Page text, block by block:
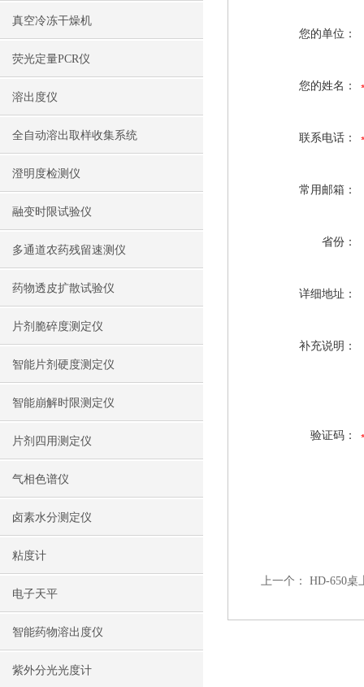
真空冷冻干燥机
荧光定量PCR仪
溶出度仪
全自动溶出取样收集系统
澄明度检测仪
融变时限试验仪
多通道农药残留速测仪
药物透皮扩散试验仪
片剂脆碎度测定仪
智能片剂硬度测定仪
智能崩解时限测定仪
片剂四用测定仪
气相色谱仪
卤素水分测定仪
粘度计
电子天平
智能药物溶出度仪
紫外分光光度计
您的单位：
您的姓名：
联系电话：
常用邮箱：
省份：
详细地址：
补充说明：
验证码：
上一个： HD-650桌